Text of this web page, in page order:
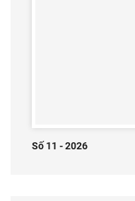
Số 11 - 2026